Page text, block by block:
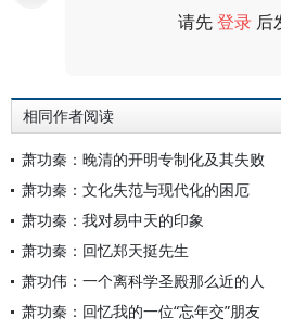
请先登录 后
相同作者阅读
萧功秦：晚清的开明专制化及其失败
萧功秦：文化失范与现代化的困厄
萧功秦：我对易中天的印象
萧功秦：回忆郑天挺先生
萧功伟：一个离科学圣殿那么近的人
萧功秦：回忆我的一位“忘年交”朋友